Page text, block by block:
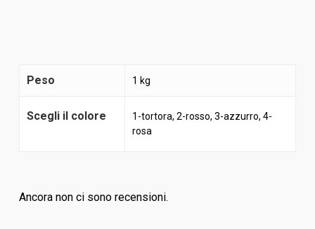
Peso 1 kg
Scegli il colore
1-tortora, 2-rosso, 3-azzurro, 4-
rosa
Ancora non ci sono recensioni.